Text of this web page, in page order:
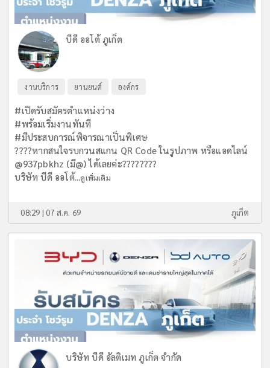
บีดี ออโต้ ภูเก็ต
งานบริการ ยานยนต์ องค์กร
#เปิดรับสมัครตำแหน่งว่าง
#พร้อมเริ่มงานทันที
#มีประสบการณ์พิจารณาเป็นพิเศษ
????หากสนใจรบกวนสแกน QR Code ในรูปภาพ หรือแอดไลน์
@937pbkhz (มี@) ได้เลยค่ะ????????
บริษัท บีดี ออโต้...ดูเพิ่มเติม
08:29 | 07 ส.ค. 69 ภูเก็ต
บริษัท บีดี อัลติเมท ภูเก็ต จำกัด